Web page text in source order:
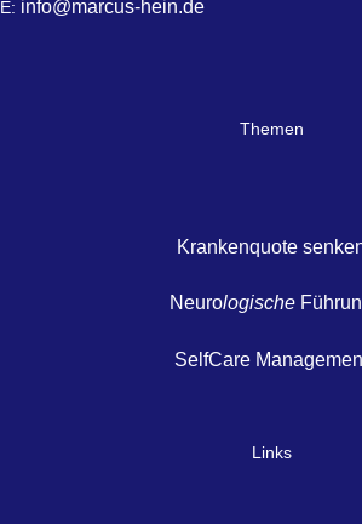
E: info@marcus-hein.de
Themen
Krankenquote
Neurologische
SelfCare
Links